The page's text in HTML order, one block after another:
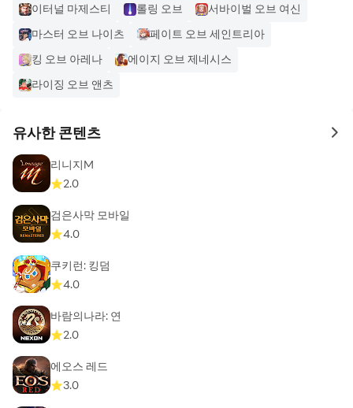
이터널 마제스티 롤링 오브
서바이벌 오브 여신
마스터 오브 나이츠
페이트 오브 세인트리아
킹 오브 아레나
에이지 오브 제네시스
라이징 오브 앤츠
유사한 콘텐츠 to
리니지M
2.0
검은사막 모바일
4.0
쿠키런: 킹덤
4.0
바람의나라: 연
2.0
에오스 레드
3.0